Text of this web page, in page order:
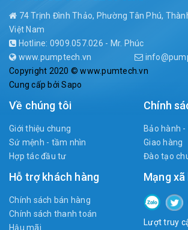
74 Trịnh Đình Thảo, Phường Tân Phú,
Việt Nam
Hotline: 0909.057.026 - Mr. Phúc
www.pumptech.vn
Copyright 2020 © www.pumtech.vn
Cung cấp bởiSapo
Về chúng tôi
Giới thiệu chung
Sứ mệnh - tầm nhìn
Hợp tác đầu tư
Chính
Bảo hành
Giao hàng
Đào tạo
Hỗ trợ khách hàng
Chính sách bán hàng
Chính sách thanh toán
Hậu mãi
Mạng xã
Lượt truy